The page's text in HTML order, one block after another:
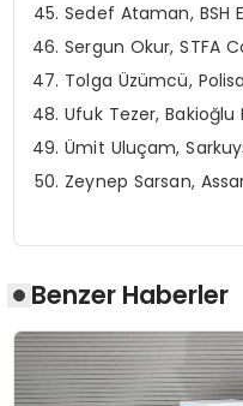
Sedef Ataman, BSH
Sergun Okur, STFA
Tolga Üzümcü,
Ufuk Tezer, Bakioğlu
Ümit Uluçam,
Zeynep Sarsan,
Benzer Haberler